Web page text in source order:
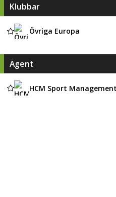
Klubbar
Övriga Europa
Agent
HCM Sport Management